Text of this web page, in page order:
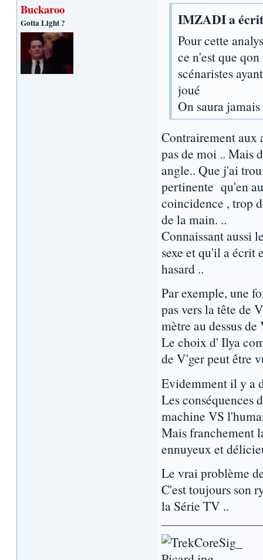
Buckaroo
Gotta Light ? IMZADI a
Pour cette
ce n'est que
scénaristes
joué
On saura jamais
Contrairement aux
pas de moi .. Mais
angle.. Que j'ai
pertinente qu'en
coincidence , trop
de la main. ..
Connaissant aussi
sexe et qu'il a écrit
hasard ..
Par exemple, une
pas vers la tête de
mètre au dessus
Le choix d' Ilya
de V'ger peut être
Evidemment il y a
Les conséquences
machine VS
Mais franchement
ennuyeux et
Le vrai problème
C'est toujours son
la Série TV ..